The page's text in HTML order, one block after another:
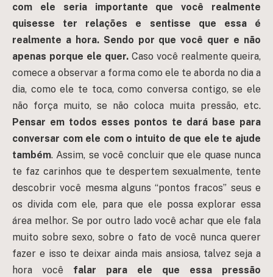
com ele seria importante que você realmente
quisesse ter relações e sentisse que essa é
realmente a hora. Sendo por que você quer e não
apenas porque ele quer. Caso você realmente queira,
comece a observar a forma como ele te aborda no dia a
dia, como ele te toca, como conversa contigo, se ele
não força muito, se não coloca muita pressão, etc.
Pensar em todos esses pontos te dará base para
conversar com ele com o intuito de que ele te ajude
também. Assim, se você concluir que ele quase nunca
te faz carinhos que te despertem sexualmente, tente
descobrir você mesma alguns “pontos fracos” seus e
os divida com ele, para que ele possa explorar essa
área melhor. Se por outro lado você achar que ele fala
muito sobre sexo, sobre o fato de você nunca querer
fazer e isso te deixar ainda mais ansiosa, talvez seja a
hora você falar para ele que essa pressão